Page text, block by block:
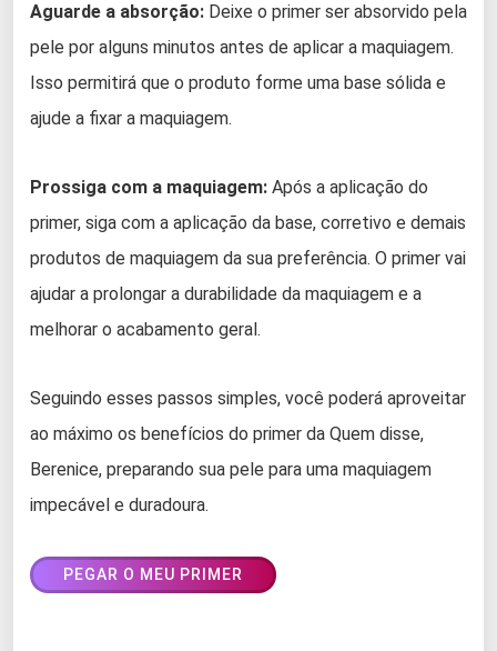
Aguarde a absorção: Deixe o primer ser absorvido pela
pele por alguns minutos antes de aplicar a maquiagem.
Isso permitirá que o produto forme uma base sólida e
ajude a fixar a maquiagem.
Prossiga com a maquiagem: Após a aplicação do
primer, siga com a aplicação da base, corretivo e demais
produtos de maquiagem da sua preferência. O primer vai
ajudar a prolongar a durabilidade da maquiagem e a
melhorar o acabamento geral.
Seguindo esses passos simples, você poderá aproveitar
ao máximo os benefícios do primer da Quem disse,
Berenice, preparando sua pele para uma maquiagem
impecável e duradoura.
PEGAR O MEU PRIMER